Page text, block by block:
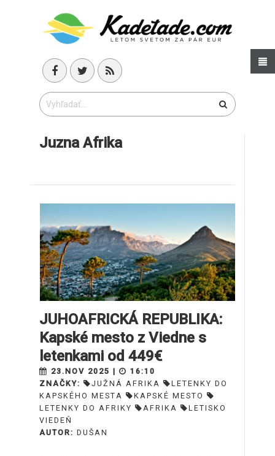
Juzna Afrika
JUHOAFRICKÁ REPUBLIKA:
Kapské mesto z Viedne s
letenkami od 449€
23.NOV 2025 |
16:10
ZNAČKY:
JUŽNÁ AFRIKA
LETENKY DO
KAPSKÉHO MESTA
KAPSKÉ MESTO
LETENKY DO AFRIKY
AFRIKA
LETISKO
VIEDEŇ
AUTOR: DUŠAN